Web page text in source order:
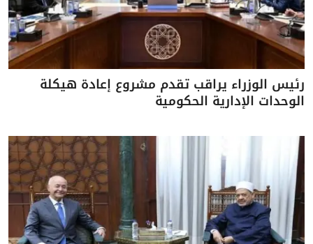
رئيس الوزراء يراقب تقدم مشروع إعادة هيكلة
الوحدات الإدارية الحكومية